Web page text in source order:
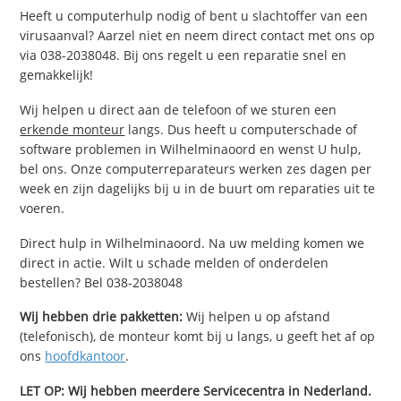
Heeft u computerhulp nodig of bent u slachtoffer van een
virusaanval? Aarzel niet en neem direct contact met ons op
via 038-2038048. Bij ons regelt u een reparatie snel en
gemakkelijk!
Wij helpen u direct aan de telefoon of we sturen een
erkende monteur langs. Dus heeft u computerschade of
software problemen in Wilhelminaoord en wenst U hulp,
bel ons. Onze computerreparateurs werken zes dagen per
week en zijn dagelijks bij u in de buurt om reparaties uit te
voeren.
Direct hulp in Wilhelminaoord. Na uw melding komen we
direct in actie. Wilt u schade melden of onderdelen
bestellen? Bel 038-2038048
Wij hebben drie pakketten: Wij helpen u op afstand
(telefonisch), de monteur komt bij u langs, u geeft het af op
ons hoofdkantoor.
LET OP: Wij hebben meerdere Servicecentra in Nederland.